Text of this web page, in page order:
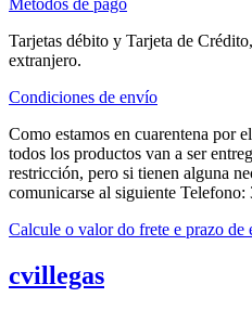
Métodos de pago
Tarjetas débito y Tarjeta de
extranjero.
Condiciones de envío
Como estamos en cuarentena por
todos los productos van a ser
restricción, pero si tienen alguna
comunicarse al siguiente Telefono:
Calcule o valor do frete e prazo de
cvillegas